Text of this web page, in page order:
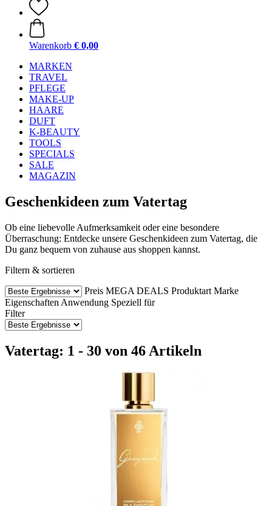
Warenkorb € 0,00
MARKEN
TRAVEL
PFLEGE
MAKE-UP
HAARE
DUFT
K-BEAUTY
TOOLS
SPECIALS
SALE
MAGAZIN
Geschenkideen zum Vatertag
Ob eine liebevolle Aufmerksamkeit oder eine besondere
Überraschung: Entdecke unsere Geschenkideen zum Vatertag, die
Du ganz bequem von zuhause aus shoppen kannst.
Filtern & sortieren
Preis MEGA DEALS Produktart Marke
Eigenschaften Anwendung Speziell für
Filter
Vatertag: 1 - 30 von 46 Artikeln